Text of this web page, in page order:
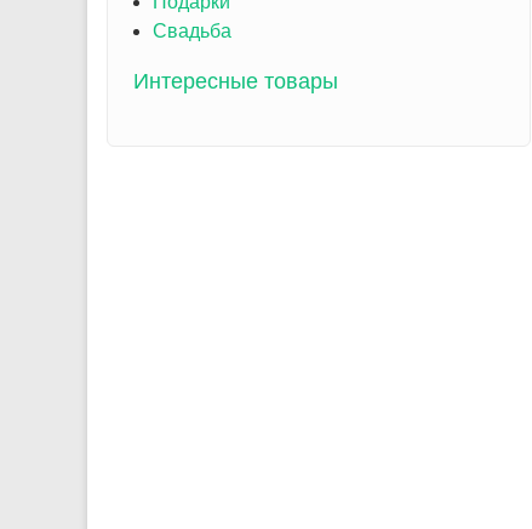
Свадьба
Интересные товары